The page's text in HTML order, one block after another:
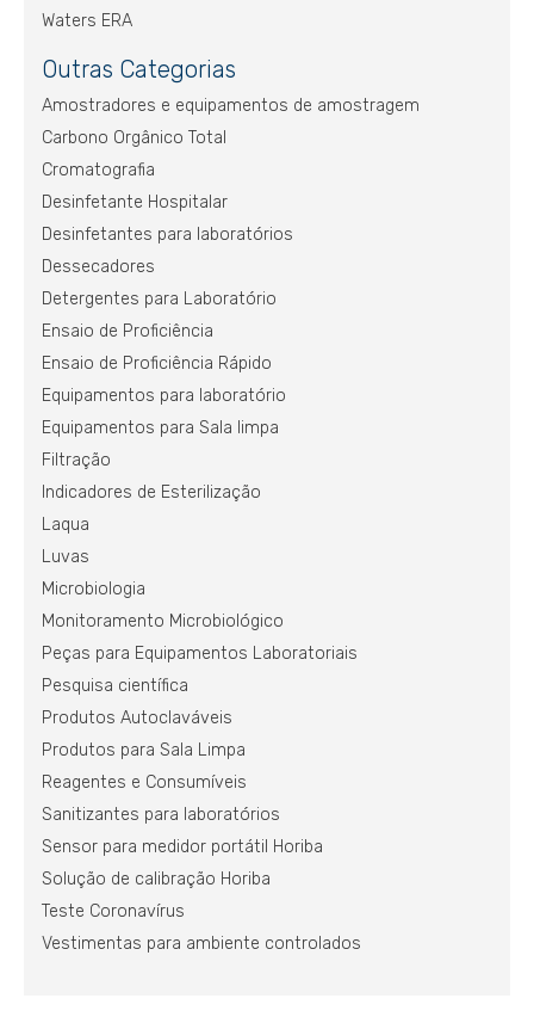
Waters ERA
Outras Categorias
Amostradores e equipamentos de amostragem
Carbono Orgânico Total
Cromatografia
Desinfetante Hospitalar
Desinfetantes para laboratórios
Dessecadores
Detergentes para Laboratório
Ensaio de Proficiência
Ensaio de Proficiência Rápido
Equipamentos para laboratório
Equipamentos para Sala limpa
Filtração
Indicadores de Esterilização
Laqua
Luvas
Microbiologia
Monitoramento Microbiológico
Peças para Equipamentos Laboratoriais
Pesquisa científica
Produtos Autoclaváveis
Produtos para Sala Limpa
Reagentes e Consumíveis
Sanitizantes para laboratórios
Sensor para medidor portátil Horiba
Solução de calibração Horiba
Teste Coronavírus
Vestimentas para ambiente controlados